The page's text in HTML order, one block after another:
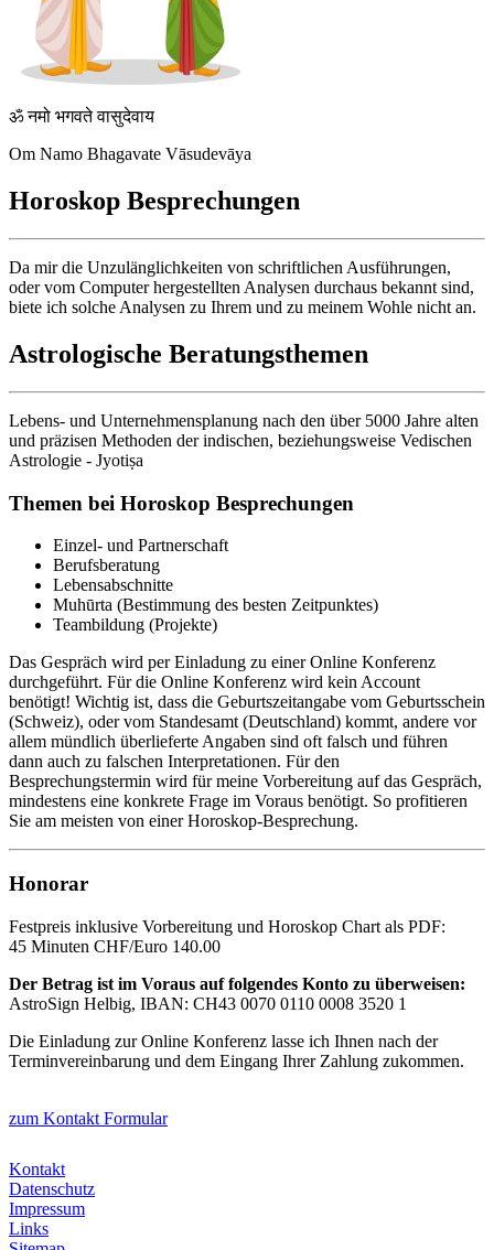
ॐ नमो भगवते वासुदेवाय
Om Namo Bhagavate Vāsudevāya
Horoskop Besprechungen
Da mir die Unzulänglichkeiten von schriftlichen Ausführungen,
oder vom Computer hergestellten Analysen durchaus bekannt sind,
biete ich solche Analysen zu Ihrem und zu meinem Wohle nicht an.
Astrologische Beratungsthemen
Lebens- und Unternehmensplanung nach den über 5000 Jahre alten
und präzisen Methoden der indischen, beziehungsweise Vedischen
Astrologie - Jyotiṣa
Themen bei Horoskop Besprechungen
Einzel- und Partnerschaft
Berufsberatung
Lebensabschnitte
Muhūrta (Bestimmung des besten Zeitpunktes)
Teambildung (Projekte)
Das Gespräch wird per Einladung zu einer Online Konferenz
durchgeführt. Für die Online Konferenz wird kein Account
benötigt! Wichtig ist, dass die Geburtszeitangabe vom Geburtsschein
(Schweiz), oder vom Standesamt (Deutschland) kommt, andere vor
allem mündlich überlieferte Angaben sind oft falsch und führen
dann auch zu falschen Interpretationen. Für den
Besprechungstermin wird für meine Vorbereitung auf das Gespräch,
mindestens eine konkrete Frage im Voraus benötigt. So profitieren
Sie am meisten von einer Horoskop-Besprechung.
Honorar
Festpreis inklusive Vorbereitung und Horoskop Chart als PDF:
45 Minuten CHF/Euro 140.00
Der Betrag ist im Voraus auf folgendes Konto zu überweisen:
AstroSign Helbig, IBAN: CH43 0070 0110 0008 3520 1
Die Einladung zur Online Konferenz lasse ich Ihnen nach der
Terminvereinbarung und dem Eingang Ihrer Zahlung zukommen.
zum Kontakt Formular
Kontakt
Datenschutz
Impressum
Links